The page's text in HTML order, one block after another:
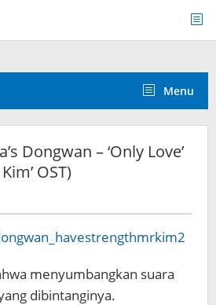
Menu
Dongwan – ‘Only Love’
OST)
menyumbangkan suara
dibintanginya.